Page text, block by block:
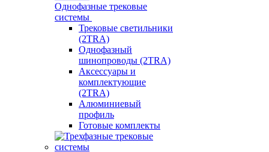
Однофазные трековые
системы
Трековые светильники
(2TRA)
Однофазный
шинопроводы (2TRA)
Аксессуары и
комплектующие
(2TRA)
Алюминиевый
профиль
Готовые комплекты